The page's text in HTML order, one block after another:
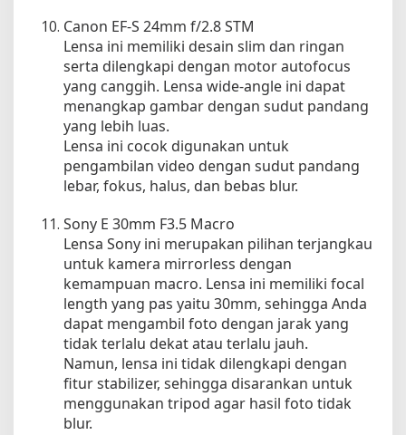
Canon EF-S 24mm f/2.8 STM
Lensa ini memiliki desain slim dan ringan
serta dilengkapi dengan motor autofocus
yang canggih. Lensa wide-angle ini dapat
menangkap gambar dengan sudut pandang
yang lebih luas.
Lensa ini cocok digunakan untuk
pengambilan video dengan sudut pandang
lebar, fokus, halus, dan bebas blur.
Sony E 30mm F3.5 Macro
Lensa Sony ini merupakan pilihan terjangkau
untuk kamera mirrorless dengan
kemampuan macro. Lensa ini memiliki focal
length yang pas yaitu 30mm, sehingga Anda
dapat mengambil foto dengan jarak yang
tidak terlalu dekat atau terlalu jauh.
Namun, lensa ini tidak dilengkapi dengan
fitur stabilizer, sehingga disarankan untuk
menggunakan tripod agar hasil foto tidak
blur.